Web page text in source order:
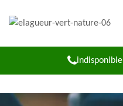
indisponible